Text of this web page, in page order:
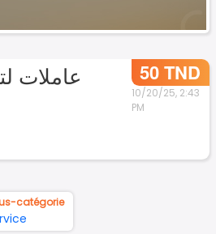
عاملات
50 TND
10/20/25, 2:43
PM
catégorie